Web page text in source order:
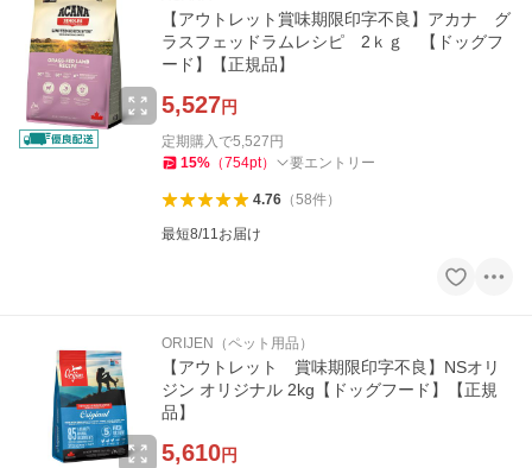
【アウトレット賞味期限印字不良】アカナ グ
ラスフェッドラムレシピ 2ｋｇ 【ドッグフ
ード】【正規品】
5,527円
定期購入で5,527 円
15% （754pt） 要エントリー
4.76（58件）
最短8/11お届け
ORIJEN（ペット用品）
【アウトレット 賞味期限印字不良】NSオリ
ジン オリジナル 2kg【ドッグフード】【正規
品】
5,610円